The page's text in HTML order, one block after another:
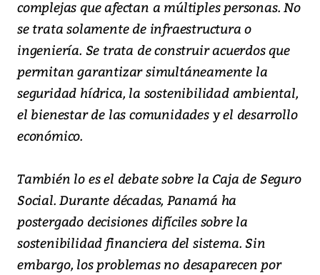
complejas que afectan a múltiples personas. No
se trata solamente de infraestructura o
ingeniería. Se trata de construir acuerdos que
permitan garantizar simultáneamente la
seguridad hídrica, la sostenibilidad ambiental,
el bienestar de las comunidades y el desarrollo
económico.
También lo es el debate sobre la Caja de Seguro
Social. Durante décadas, Panamá ha
postergado decisiones difíciles sobre la
sostenibilidad financiera del sistema. Sin
embargo, los problemas no desaparecen por